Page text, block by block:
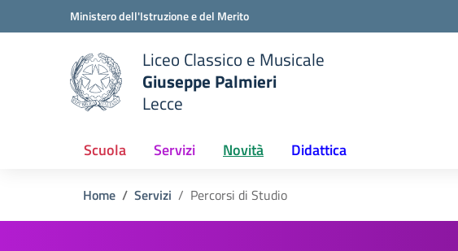
Vai ai contenuti
Vai al menu di navigazioneMinistero dell'Istruzione e del Merito
scuola
Liceo Classico e Musicale
Giuseppe Palmieri
Lecce
Scuola Servizi Novità Didattica
Home Servizi Percorsi di Studio